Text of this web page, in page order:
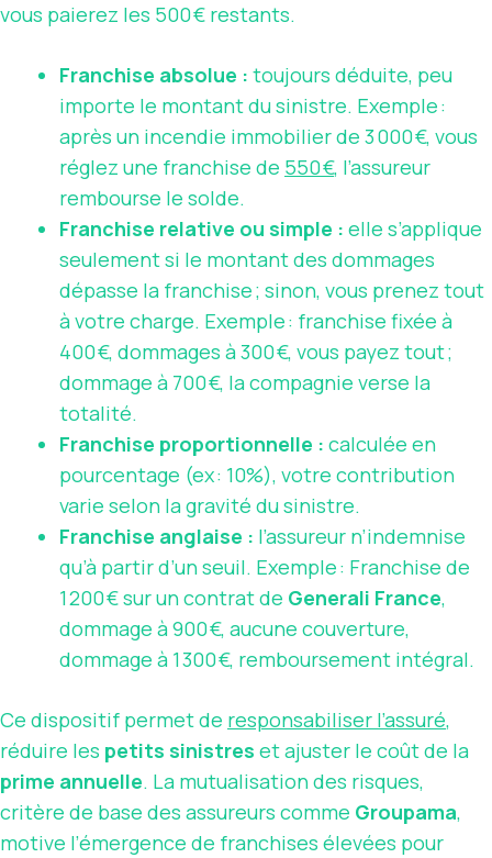
vous paierez les 500 € restants.
Franchise absolue : toujours déduite, peu
importe le montant du sinistre. Exemple :
après un incendie immobilier de 3 000 €, vous
réglez une franchise de 550 €, l’assureur
rembourse le solde.
Franchise relative ou simple : elle s’applique
seulement si le montant des dommages
dépasse la franchise ; sinon, vous prenez tout
à votre charge. Exemple : franchise fixée à
400 €, dommages à 300 €, vous payez tout ;
dommage à 700 €, la compagnie verse la
totalité.
Franchise proportionnelle : calculée en
pourcentage (ex : 10%), votre contribution
varie selon la gravité du sinistre.
Franchise anglaise : l’assureur n’indemnise
qu’à partir d’un seuil. Exemple : Franchise de
1 200 € sur un contrat de Generali France,
dommage à 900 €, aucune couverture,
dommage à 1 300 €, remboursement intégral.
Ce dispositif permet de responsabiliser l’assuré,
réduire les petits sinistres et ajuster le coût de la
prime annuelle. La mutualisation des risques,
critère de base des assureurs comme Groupama,
motive l’émergence de franchises élevées pour